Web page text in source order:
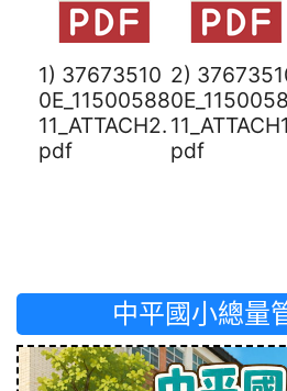
1) 37673510
0E_11500588
11_ATTACH2.
pdf
2)
pdf
中平國小總量